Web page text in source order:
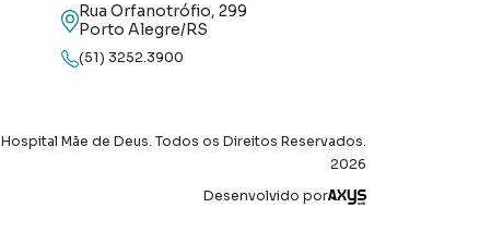
Rua Orfanotrófio, 299
Porto Alegre/RS
(51) 3252.3900
Hospital Mãe de Deus. Todos os Direitos Reservados.
2026
Desenvolvido por
Axysweb